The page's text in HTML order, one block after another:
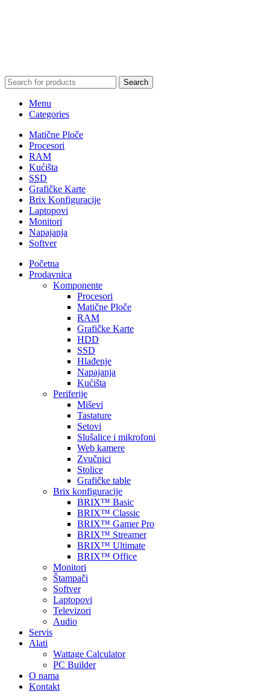
Search
Menu
Categories
Matične Ploče
Procesori
RAM
Kućišta
SSD
Grafičke Karte
Brix Konfiguracije
Laptopovi
Monitori
Napajanja
Softver
Početna
Prodavnica
Komponente
Procesori
Matične Ploče
RAM
Grafičke Karte
HDD
SSD
Hlađenje
Napajanja
Kućišta
Periferije
Miševi
Tastature
Setovi
Slušalice i mikrofoni
Web kamere
Zvučnici
Stolice
Grafičke table
Brix konfiguracije
BRIX™ Basic
BRIX™ Classic
BRIX™ Gamer Pro
BRIX™ Streamer
BRIX™ Ultimate
BRIX™ Office
Monitori
Štampači
Softver
Laptopovi
Televizori
Audio
Servis
Alati
Wattage Calculator
PC Builder
O nama
Kontakt